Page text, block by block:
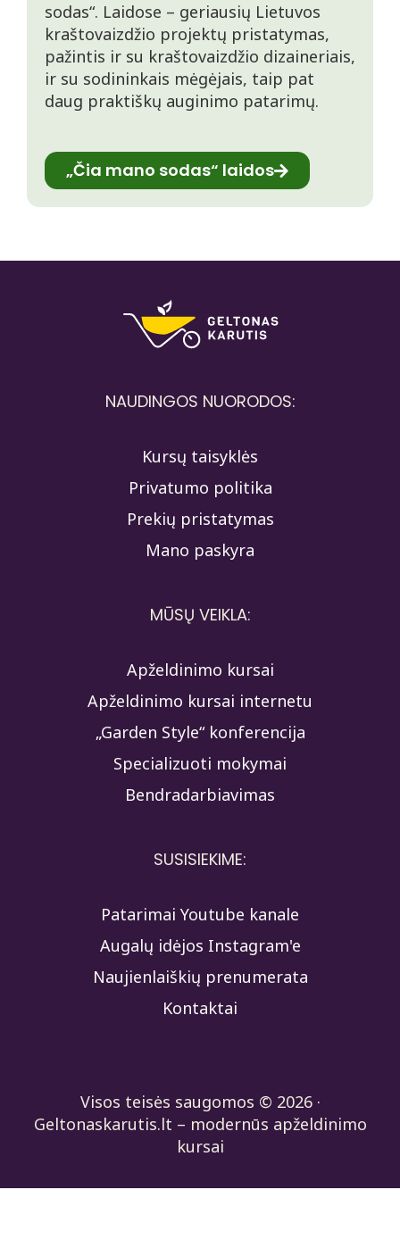
sodas“. Laidose – geriausių Lietuvos
kraštovaizdžio projektų pristatymas,
pažintis ir su kraštovaizdžio dizaineriais,
ir su sodininkais mėgėjais, taip pat
daug praktiškų auginimo patarimų.
„Čia mano sodas“ laidos
NAUDINGOS NUORODOS:
Kursų taisyklės
Privatumo politika
Prekių pristatymas
Mano paskyra
MŪSŲ VEIKLA:
Apželdinimo kursai
Apželdinimo kursai internetu
„Garden Style“ konferencija
Specializuoti mokymai
Bendradarbiavimas
SUSISIEKIME:
Patarimai Youtube kanale
Augalų idėjos Instagram'e
Naujienlaiškių prenumerata
Kontaktai
Visos teisės saugomos © 2026 ·
Geltonaskarutis.lt – modernūs apželdinimo
kursai